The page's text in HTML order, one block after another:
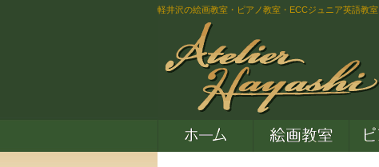
軽井沢の絵画教室・ピアノ教室・ECCジュニア英語教室